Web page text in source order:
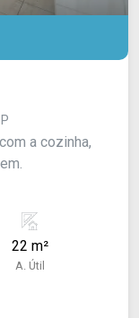
a cozinha,
22 m²
A. Útil